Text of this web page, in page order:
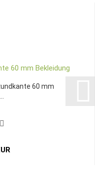
60 mm